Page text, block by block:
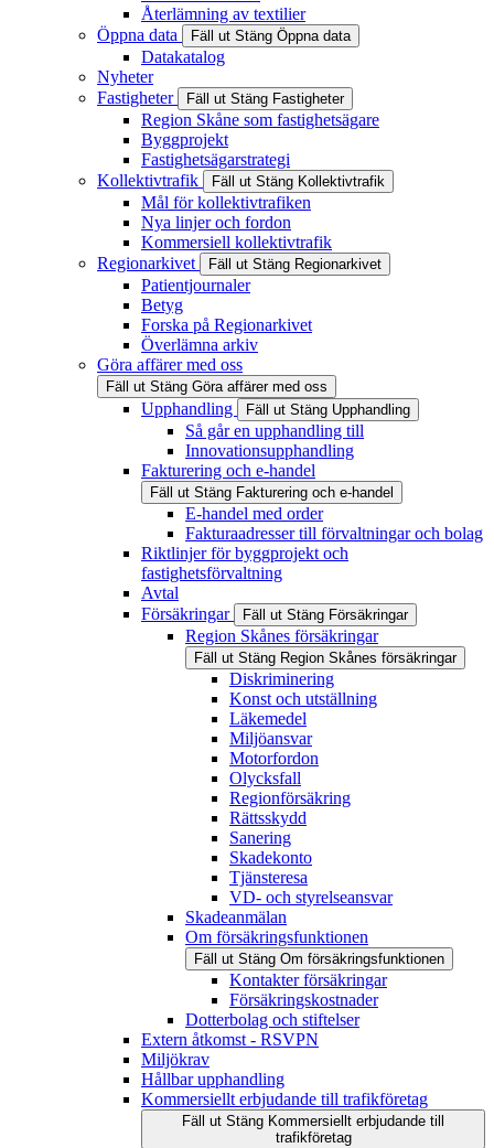
Återlämning av textilier
Öppna data
Fäll ut Stäng Öppna data
Datakatalog
Nyheter
Fastigheter
Fäll ut Stäng Fastigheter
Region Skåne som fastighetsägare
Byggprojekt
Fastighetsägarstrategi
Kollektivtrafik
Fäll ut Stäng Kollektivtrafik
Mål för kollektivtrafiken
Nya linjer och fordon
Kommersiell kollektivtrafik
Regionarkivet
Fäll ut Stäng Regionarkivet
Patientjournaler
Betyg
Forska på Regionarkivet
Överlämna arkiv
Göra affärer med oss
Fäll ut Stäng Göra affärer med oss
Upphandling Fäll ut Stäng Upphandling
Så går en upphandling till
Innovationsupphandling
Fakturering och e-handel
Fäll ut Stäng Fakturering och e-handel
E-handel med order
Fakturaadresser till förvaltningar och bolag
Riktlinjer för byggprojekt och
fastighetsförvaltning
Avtal
Försäkringar
Fäll ut Stäng Försäkringar
Region Skånes försäkringar
Fäll ut Stäng Region Skånes försäkringar
Diskriminering
Konst och utställning
Läkemedel
Miljöansvar
Motorfordon
Olycksfall
Regionförsäkring
Rättsskydd
Sanering
Skadekonto
Tjänsteresa
VD- och styrelseansvar
Skadeanmälan
Om försäkringsfunktionen
Fäll ut Stäng Om försäkringsfunktionen
Kontakter försäkringar
Försäkringskostnader
Dotterbolag och stiftelser
Extern åtkomst - RSVPN
Miljökrav
Hållbar upphandling
Kommersiellt erbjudande till trafikföretag
Fäll ut Stäng Kommersiellt erbjudande till
trafikföretag